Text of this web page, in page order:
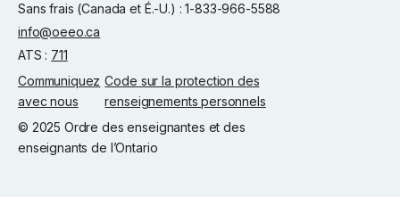
Sans frais (Canada et É.-U.) : 1-833-966-5588
info@oeeo.ca
ATS : 711
Communiquez
avec nous
Code sur la protection des
renseignements personnels
© 2025 Ordre des enseignantes et des
enseignants de l’Ontario